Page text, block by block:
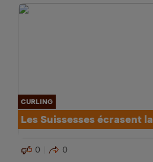
CURLING
Les Suissesses écrasent
0 0